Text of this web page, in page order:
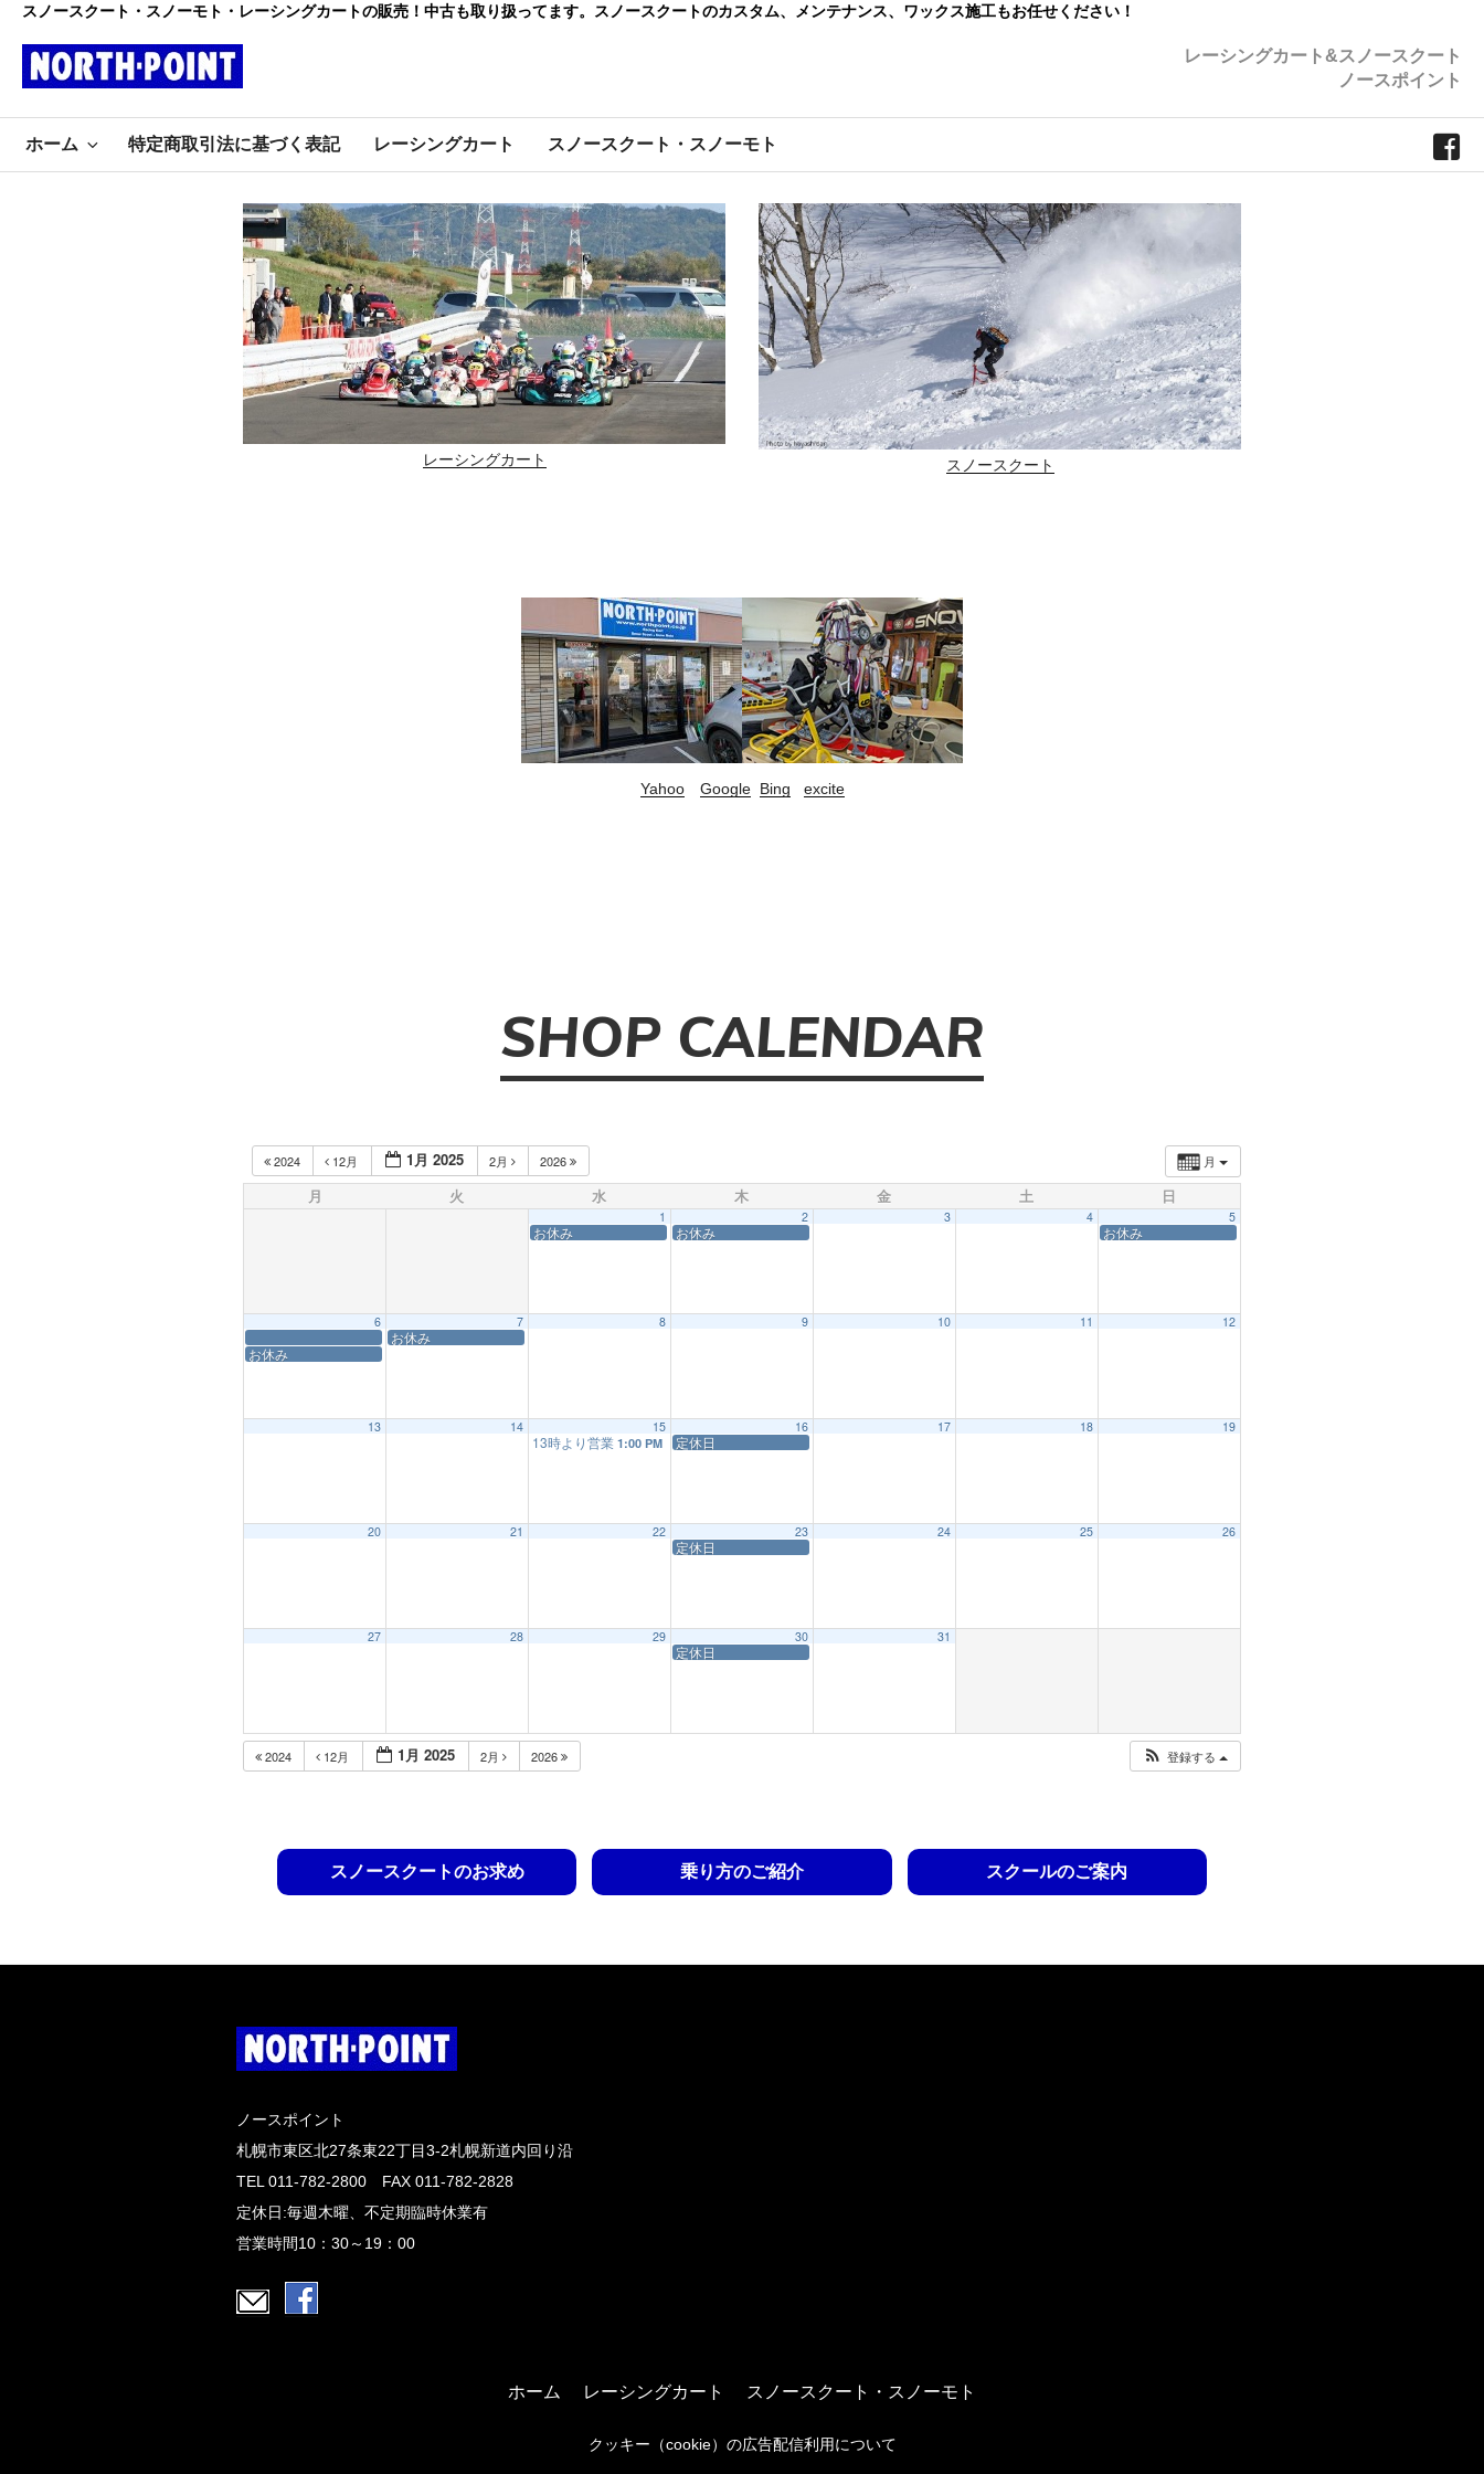
スノースクート・スノーモト・レーシングカートの販売！中古も取り扱ってます。スノースクートのカスタム、メンテナンス、ワックス施工もお任せください！
レーシング
カート・スノ
ースクート
ノースポイ
ト・カートショップ
レーシングカート&スノースクート
ノースポイント
ホーム 特定商取引法に基づく表記 レーシングカート スノースクート・スノーモト
レーシングカート スノースクート
Yahoo Google Bing excite
SHOP CALENDAR
月
2024 12月 1月 2025 2月 2026
月 火 水 木 金 土 日
1
お休み
2
お休み
3 4 5
お休み
6
お休み
7
お休み
8 9 10 11 12
13 14 15
13時より営業 1:00 PM
16
定休日
17 18 19
20 21 22 23
定休日
24 25 26
27 28 29 30
定休日
31
2024 12月 1月 2025 2月 2026 登録する
スノースクートのお求め 乗り方のご紹介 スクールのご案内
ノースポイント
札幌市東区北27条東22丁目3-2札幌新道内回り沿
TEL 011-782-2800 FAX 011-782-2828
定休日:毎週木曜、不定期臨時休業有
営業時間10：30～19：00
ホーム レーシングカート スノースクート・スノーモト
クッキー（cookie）の広告配信利用について